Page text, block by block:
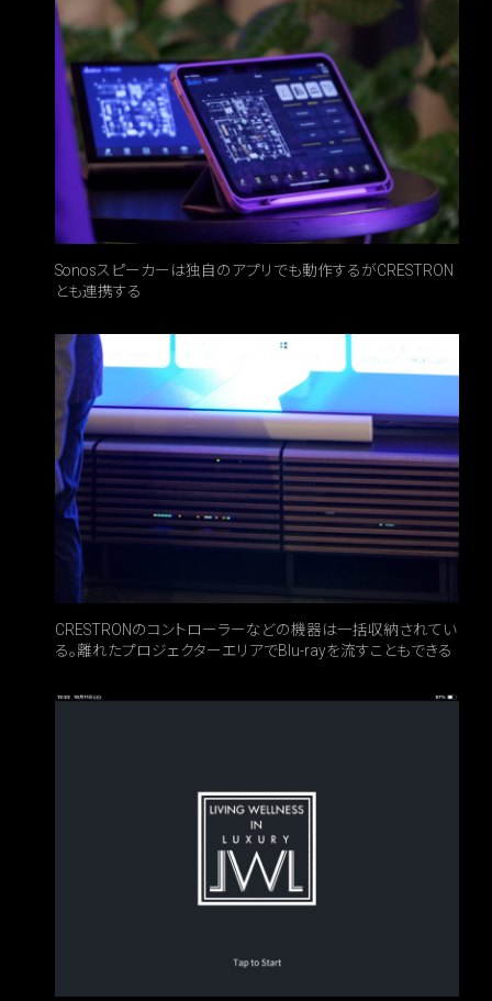
Sonosスピーカーは独自のアプリでも動作するがCRESTRON
とも連携する
CRESTRONのコントローラーなどの機器は一括収納されてい
る。離れたプロジェクターエリアでBlu-rayを流すこともできる